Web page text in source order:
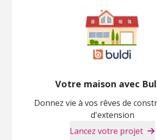
Votre maison avec
Donnez vie à vos rêves de
d'extension
Lancez votre projet